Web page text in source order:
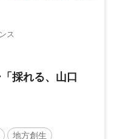
ス
採れる、山口
地方創生